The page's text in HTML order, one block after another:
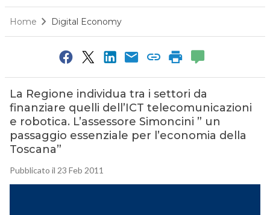
Home Digital Economy
La Regione individua tra i settori da
finanziare quelli dell’ICT telecomunicazioni
e robotica. L’assessore Simoncini ” un
passaggio essenziale per l’economia della
Toscana”
Pubblicato il 23 Feb 2011